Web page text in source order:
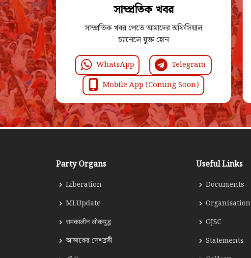
সাম্প্রতিক খবর
সাম্প্রতিক খবর পেতে আমাদের অফিসিয়াল
চ্যানেলে যুক্ত হোন
WhatsApp
Telegram
Mobile App (Coming Soon)
Party Organs
Liberation
MLUpdate
समकालीन लोकयुद्ध
আজকের দেশব্রতী
Useful Links
Documents
Organisation
GJSC
Statements